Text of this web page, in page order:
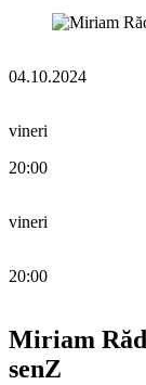
04.10.2024
vineri
20:00
vineri
20:00
Miriam
senZ